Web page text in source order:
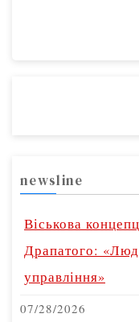
newsline
Віськова
Драпатого:
управління»
07/28/2026